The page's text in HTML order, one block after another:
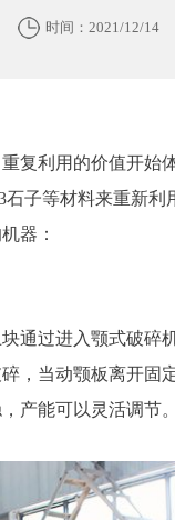
时间：2021/12/14
复利用的价值开始
子等材料来重新
器：
通过进入颚式破碎
，当动颚板离开固
产能可以灵活调节